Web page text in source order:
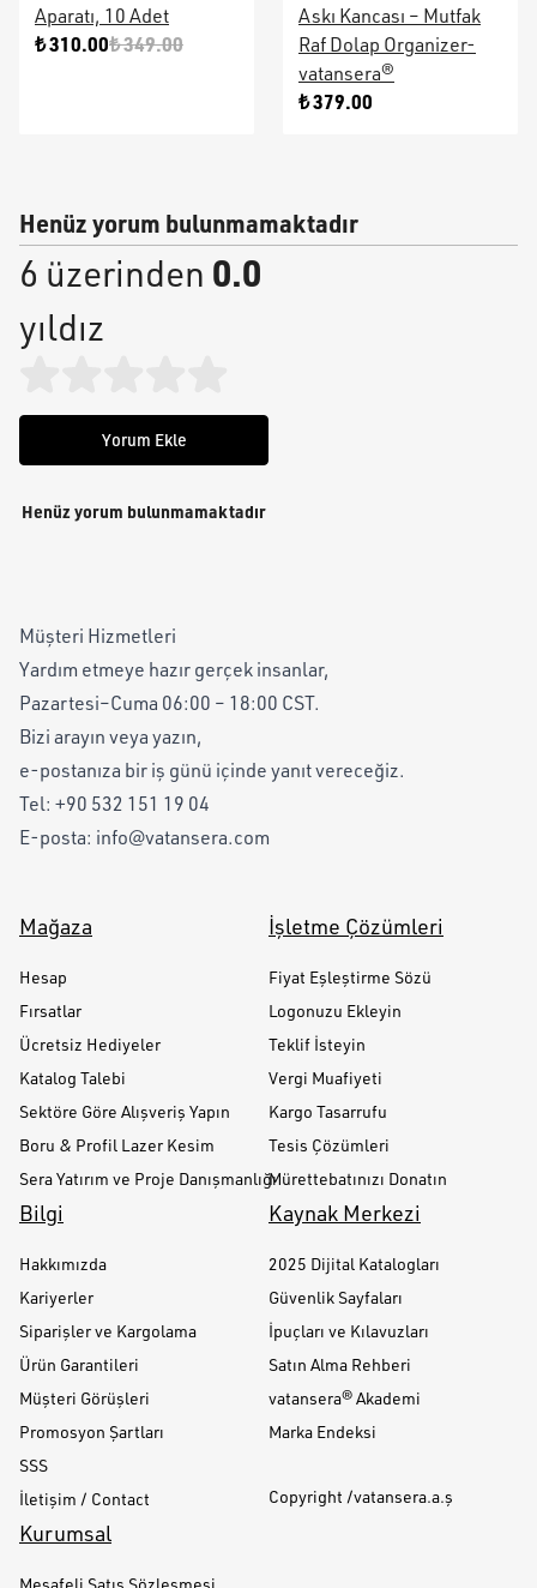
Aparatı, 10 Adet
₺ 310.00₺ 349.00
Askı Kancası – Mutfak
Raf Dolap Organizer-
vatansera®
₺ 379.00
Henüz yorum bulunmamaktadır
6 üzerinden 0.0
yıldız
Yorum Ekle
Henüz yorum bulunmamaktadır
Müşteri Hizmetleri
Yardım etmeye hazır gerçek insanlar,
Pazartesi–Cuma 06:00 – 18:00 CST.
Bizi arayın veya yazın,
e-postanıza bir iş günü içinde yanıt vereceğiz.
Tel: +90 532 151 19 04
E-posta: info@vatansera.com
Mağaza
Hesap
Fırsatlar
Ücretsiz Hediyeler
Katalog Talebi
Sektöre Göre Alışveriş Yapın
Boru & Profil Lazer Kesim
Sera Yatırım ve Proje Danışmanlığı
İşletme Çözümleri
Fiyat Eşleştirme Sözü
Logonuzu Ekleyin
Teklif İsteyin
Vergi Muafiyeti
Kargo Tasarrufu
Tesis Çözümleri
Mürettebatınızı Donatın
Bilgi
Hakkımızda
Kariyerler
Siparişler ve Kargolama
Ürün Garantileri
Müşteri Görüşleri
Promosyon Şartları
SSS
İletişim / Contact
Kaynak Merkezi
2025 Dijital Katalogları
Güvenlik Sayfaları
İpuçları ve Kılavuzları
Satın Alma Rehberi
vatansera® Akademi
Marka Endeksi
Copyright /vatansera.a.ş
Kurumsal
Mesafeli Satış Sözleşmesi